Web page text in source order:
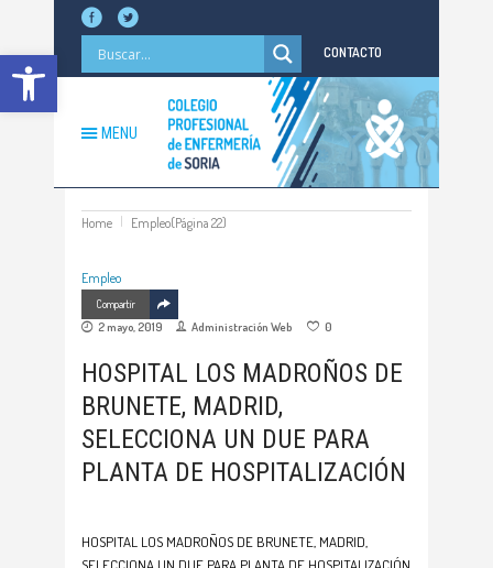
Abrir barra de herramientas CONTACTO
MENU
Home Empleo(Página 22)
Empleo
Compartir
2 mayo, 2019 Administración Web 0
HOSPITAL LOS MADROÑOS DE
BRUNETE, MADRID,
SELECCIONA UN DUE PARA
PLANTA DE HOSPITALIZACIÓN
HOSPITAL LOS MADROÑOS DE BRUNETE, MADRID,